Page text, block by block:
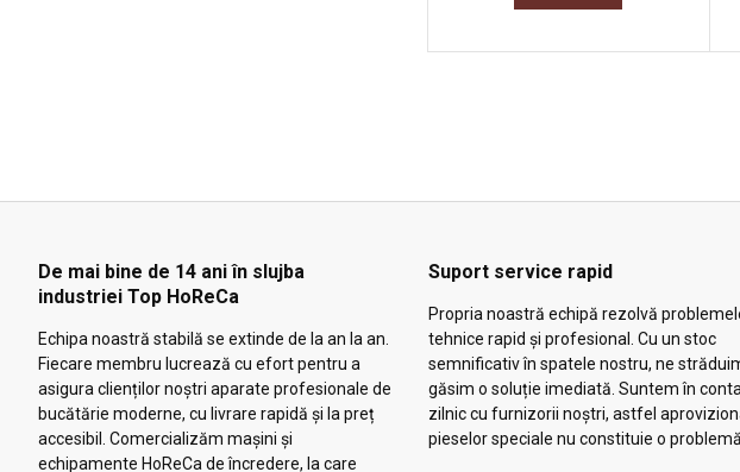
De mai bine de 14 ani în slujba
industriei Top HoReCa
Echipa noastră stabilă se extinde de la an la an.
Fiecare membru lucrează cu efort pentru a
asigura clienților noștri aparate profesionale de
bucătărie moderne, cu livrare rapidă și la preț
accesibil. Comercializăm mașini și
echipamente HoReCa de încredere, la care
Suport service rapid
Propria noastră echipă rezolvă
tehnice rapid și profesional. Cu un stoc
semnificativ în spatele nostru, ne
găsim o soluție imediată. Suntem în
zilnic cu furnizorii noștri, astfel
pieselor speciale nu constituie o problemă.